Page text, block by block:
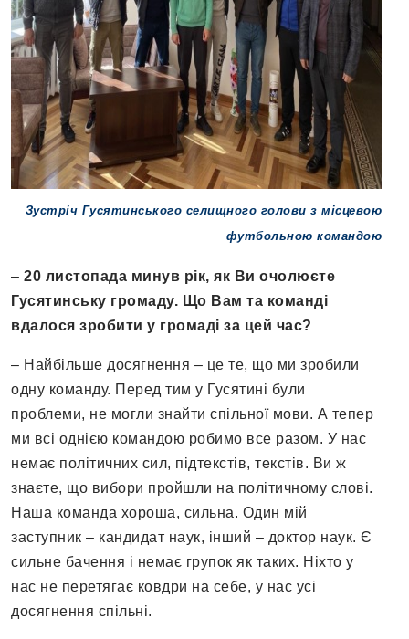
Зустріч Гусятинського селищного голови з місцевою
футбольною командою
– 20 листопада минув рік, як Ви очолюєте
Гусятинську громаду. Що Вам та команді
вдалося зробити у громаді за цей час?
– Найбільше досягнення – це те, що ми зробили
одну команду. Перед тим у Гусятині були
проблеми, не могли знайти спільної мови. А тепер
ми всі однією командою робимо все разом. У нас
немає політичних сил, підтекстів, текстів. Ви ж
знаєте, що вибори пройшли на політичному слові.
Наша команда хороша, сильна. Один мій
заступник – кандидат наук, інший – доктор наук. Є
сильне бачення і немає групок як таких. Ніхто у
нас не перетягає ковдри на себе, у нас усі
досягнення спільні.